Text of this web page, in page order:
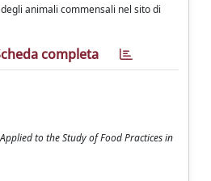
animali commensali nel sito di
completa
to the Study of Food Practices in